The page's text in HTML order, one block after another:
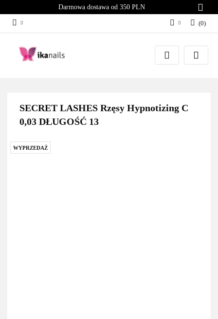
Darmowa dostawa od 350 PLN
Zaloguj się
Załóż konto
(0)
SECRET LASHES Rzęsy Hypnotizing C
0,03 DŁUGOŚĆ 13
WYPRZEDAŻ